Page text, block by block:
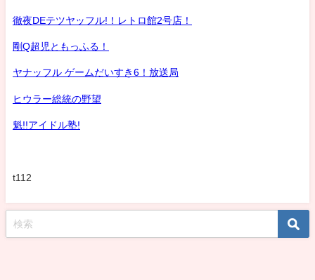
徹夜DEテツヤッフル!！レトロ館2号店！
剛Q超児ともっふる！
ヤナッフル ゲームだいすき6！放送局
ヒウラー総統の野望
魁!!アイドル塾!
t112